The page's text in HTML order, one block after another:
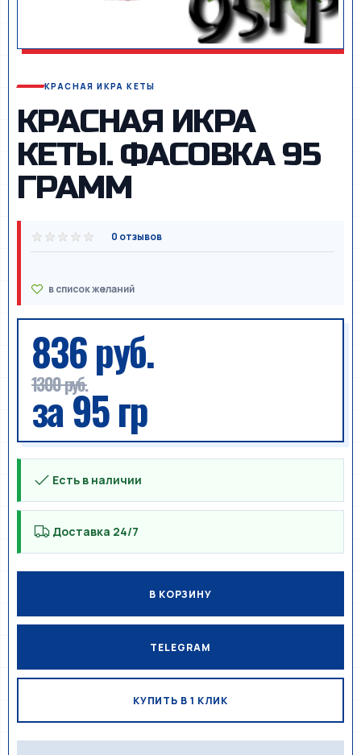
КРАСНАЯ ИКРА КЕТЫ
КРАСНАЯ ИКРА
КЕТЫ. ФАСОВКА 95
ГРАММ
0 отзывов
836 руб.
1300 руб.
за 95 гр
Есть в наличии
Доставка 24/7
В КОРЗИНУ
TELEGRAM
КУПИТЬ В 1 КЛИК